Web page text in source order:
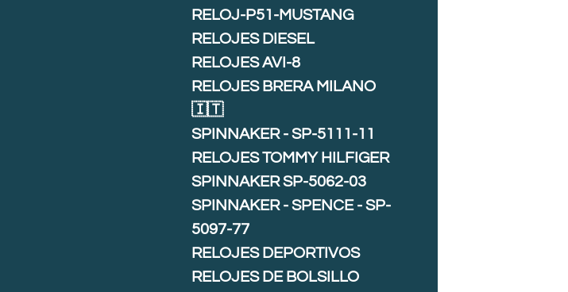
RELOJ-P51-MUSTANG
RELOJES DIESEL
RELOJES AVI-8
RELOJES BRERA MILANO
🇮🇹
SPINNAKER - SP-5111-11
RELOJES TOMMY HILFIGER
SPINNAKER SP-5062-03
SPINNAKER - SPENCE - SP-
5097-77
RELOJES DEPORTIVOS
RELOJES DE BOLSILLO